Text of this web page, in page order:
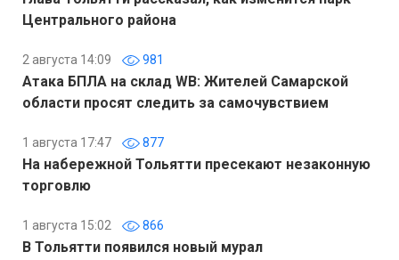
Центрального района
2 августа 14:09 981
Атака БПЛА на склад WB: Жителей Самарской
области просят следить за самочувствием
1 августа 17:47 877
На набережной Тольятти пресекают незаконную
торговлю
1 августа 15:02 866
В Тольятти появился новый мурал